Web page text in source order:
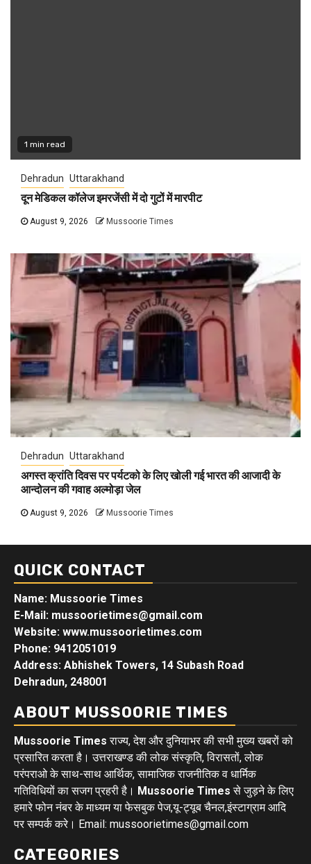
1 min read
Dehradun Uttarakhand
दून मेडिकल कॉलेज इमरजेंसी में दो गुटों में मारपीट
August 9, 2026 Mussoorie Times
Dehradun Uttarakhand
अगस्त क्रांति दिवस पर पर्यटको के लिए खोली गई भारत की आजादी के
आन्दोलन की गवाह अल्मोड़ा जेल
August 9, 2026 Mussoorie Times
QUICK CONTACT
Name: Mussoorie Times
E-Mail: mussoorietimes@gmail.com
Website: www.mussoorietimes.com
Phone: 9412051019
Address: Abhishek Towers, 14 Subash Road
Dehradun, 248001
ABOUT MUSSOORIE TIMES
Mussoorie Times राज्य, देश और दुनियाभर की सभी मुख्य खबरों को
प्रसारित करता है। उत्तराखण्ड की लोक संस्कृति, विरासतों, लोक
परंपराओ के साथ-साथ आर्थिक, सामाजिक राजनीतिक व धार्मिक
गतिविधियों का सजग प्रहरी है। Mussoorie Times से जुड़ने के लिए
हमारे फोन नंबर के माध्यम या फेसबुक पेज,यू-ट्यूब चैनल,इंस्टाग्राम आदि
पर सम्पर्क करे। Email: mussoorietimes@gmail.com
CATEGORIES